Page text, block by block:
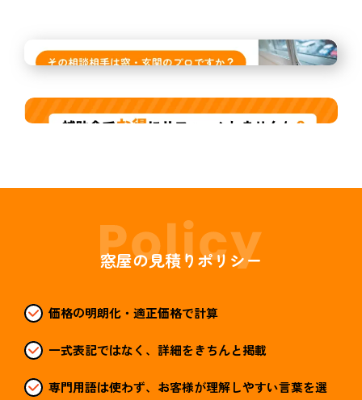
窓屋の見積りポリシー
価格の明朗化・適正価格で計算
一式表記ではなく、詳細をきちんと掲載
専門用語は使わず、お客様が理解しやすい言葉を選